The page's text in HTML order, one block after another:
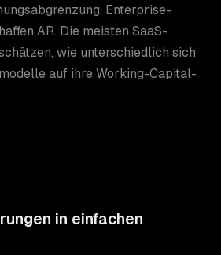
Enterprise-
AR. Die meisten SaaS-
wie unterschiedlich sich
auf ihre Working-Capital-
in einfachen